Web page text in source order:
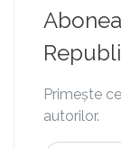
Primește
autorilor.